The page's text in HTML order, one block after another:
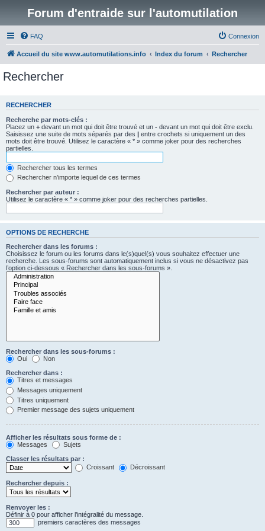
Forum d'entraide sur l'automutilation
FAQ Connexion
Accueil du site www.automutilations.info Index du forum Rechercher
Rechercher
RECHERCHER
Recherche par mots-clés :
Placez un + devant un mot qui doit être trouvé et un - devant un mot qui doit être exclu.
Saisissez une suite de mots séparés par des | entre crochets si uniquement un des
mots doit être trouvé. Utilisez le caractère « * » comme joker pour des recherches
partielles.
Rechercher tous les termes
Rechercher n’importe lequel de ces termes
Rechercher par auteur :
Utilisez le caractère « * » comme joker pour des recherches partielles.
OPTIONS DE RECHERCHE
Rechercher dans les forums :
Choisissez le forum ou les forums dans le(s)quel(s) vous souhaitez effectuer une
recherche. Les sous-forums sont automatiquement inclus si vous ne désactivez pas
l’option ci-dessous « Rechercher dans les sous-forums ».
Rechercher dans les sous-forums :
Oui
Non
Rechercher dans :
Titres et messages
Messages uniquement
Titres uniquement
Premier message des sujets uniquement
Afficher les résultats sous forme de :
Messages
Sujets
Classer les résultats par :
Croissant
Décroissant
Rechercher depuis :
Renvoyer les :
Définir à 0 pour afficher l’intégralité du message.
premiers caractères des messages